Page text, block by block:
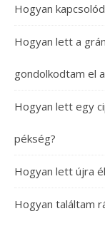
Hogyan
Hogyan lett a
gondolkodtam el
Hogyan lett egy
pékség?
Hogyan lett újra
Hogyan találtam